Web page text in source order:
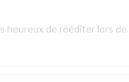
heureux de rééditer lors de